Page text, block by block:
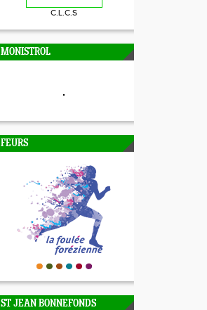
C.L.C.S
MONISTROL
FEURS
ST JEAN BONNEFONDS